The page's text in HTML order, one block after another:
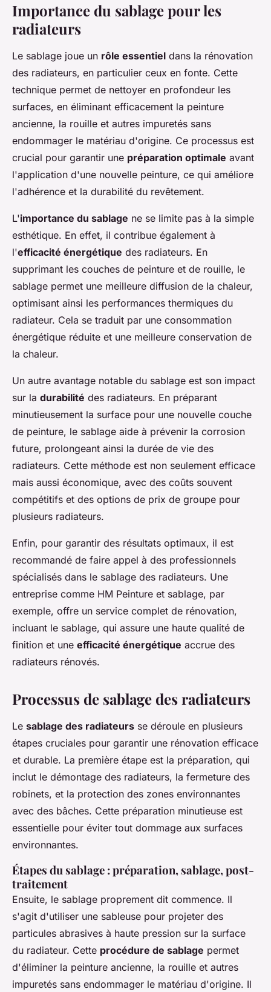
Importance du sablage pour les
radiateurs
Le sablage joue un rôle essentiel dans la rénovation
des radiateurs, en particulier ceux en fonte. Cette
technique permet de nettoyer en profondeur les
surfaces, en éliminant efficacement la peinture
ancienne, la rouille et autres impuretés sans
endommager le matériau d'origine. Ce processus est
crucial pour garantir une préparation optimale avant
l'application d'une nouvelle peinture, ce qui améliore
l'adhérence et la durabilité du revêtement.
L'importance du sablage ne se limite pas à la simple
esthétique. En effet, il contribue également à
l'efficacité énergétique des radiateurs. En
supprimant les couches de peinture et de rouille, le
sablage permet une meilleure diffusion de la chaleur,
optimisant ainsi les performances thermiques du
radiateur. Cela se traduit par une consommation
énergétique réduite et une meilleure conservation de
la chaleur.
Un autre avantage notable du sablage est son impact
sur la durabilité des radiateurs. En préparant
minutieusement la surface pour une nouvelle couche
de peinture, le sablage aide à prévenir la corrosion
future, prolongeant ainsi la durée de vie des
radiateurs. Cette méthode est non seulement efficace
mais aussi économique, avec des coûts souvent
compétitifs et des options de prix de groupe pour
plusieurs radiateurs.
Enfin, pour garantir des résultats optimaux, il est
recommandé de faire appel à des professionnels
spécialisés dans le sablage des radiateurs. Une
entreprise comme HM Peinture et sablage, par
exemple, offre un service complet de rénovation,
incluant le sablage, qui assure une haute qualité de
finition et une efficacité énergétique accrue des
radiateurs rénovés.
Processus de sablage des radiateurs
Le sablage des radiateurs se déroule en plusieurs
étapes cruciales pour garantir une rénovation efficace
et durable. La première étape est la préparation, qui
inclut le démontage des radiateurs, la fermeture des
robinets, et la protection des zones environnantes
avec des bâches. Cette préparation minutieuse est
essentielle pour éviter tout dommage aux surfaces
environnantes.
Étapes du sablage : préparation, sablage, post-
traitement
Ensuite, le sablage proprement dit commence. Il
s'agit d'utiliser une sableuse pour projeter des
particules abrasives à haute pression sur la surface
du radiateur. Cette procédure de sablage permet
d'éliminer la peinture ancienne, la rouille et autres
impuretés sans endommager le matériau d'origine. Il